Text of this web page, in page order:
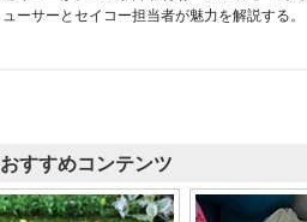
ューサーとセイコー担当者が魅力を解説する。
おすすめコンテンツ